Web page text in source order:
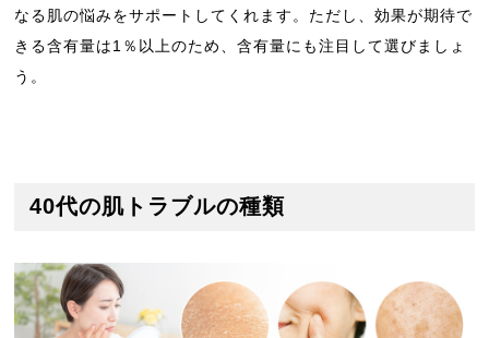
なる肌の悩みをサポートしてくれます。ただし、効果が期待で
きる含有量は1％以上のため、含有量にも注目して選びましょ
う。
40代の肌トラブルの種類